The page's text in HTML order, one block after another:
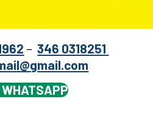
–346 0318251
WHATSAPP